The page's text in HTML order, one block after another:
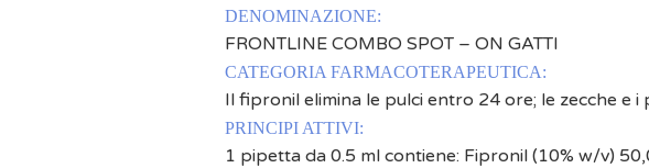
DENOMINAZIONE:
FRONTLINE COMBO SPOT – ON GATTI
CATEGORIA FARMACOTERAPEUTICA:
Il fipronil elimina le pulci entro 24 ore; le zecche e
PRINCIPI ATTIVI:
1 pipetta da 0.5 ml contiene: Fipronil (10% w/v)